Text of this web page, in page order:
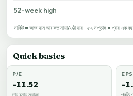
52-week high
সার্কিট = আজ দাম আর কত নামা/ওঠা যায়। ৫২ সপ্তাহ = প্রায় এক
Quick basics
P/E
-11.52
EPS
-